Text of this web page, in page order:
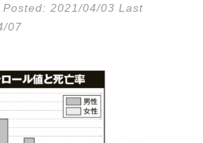
Posted: 2021/04/03 Last
07